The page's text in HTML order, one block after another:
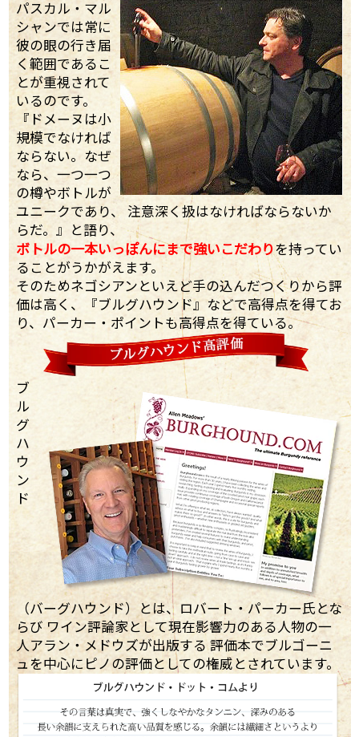
パスカル・マル
シャンでは常に
彼の眼の行き届
く範囲であるこ
とが重視されて
いるのです。
『ドメーヌは小
規模でなければ
ならない。なぜ
なら、一つ一つ
の樽やボトルが
ユニークであり、 注意深く扱はなければならないか
らだ。』と語り、
ボトルの一本いっぽんにまで強いこだわりを持ってい
ることがうかがえます。
そのためネゴシアンといえど手の込んだつくりから評
価は高く、『ブルグハウンド』などで高得点を得てお
り、パーカー・ポイントも高得点を得ている。
ブ
ル
グ
ハ
ウ
ン
ド
（バーグハウンド）とは、ロバート・パーカー氏とな
らび ワイン評論家として現在影響力のある人物の一
人アラン・メドウズが出版する 評価本でブルゴーニ
ュを中心にピノの評価としての権威とされています。